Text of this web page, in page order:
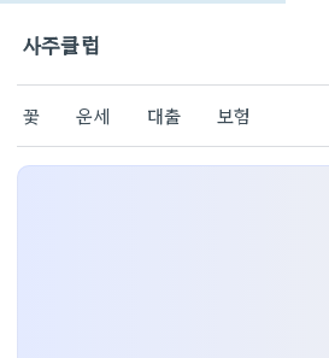
사주클럽
꽃 운세 대출 보험